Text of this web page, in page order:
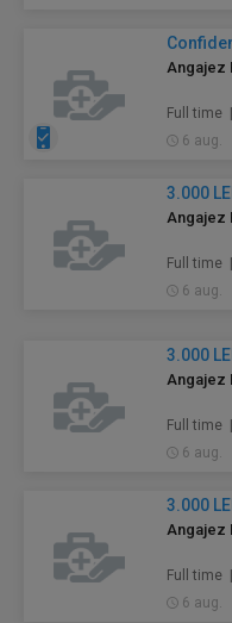
Angajez
Full time
6 aug.
3.000 LEI
Angajez
Full time
6 aug.
3.000 LEI
Angajez
Full time
6 aug.
3.000 LEI
Angajez
Full time
6 aug.